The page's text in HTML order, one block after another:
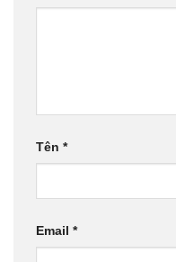
Tên *
Email *